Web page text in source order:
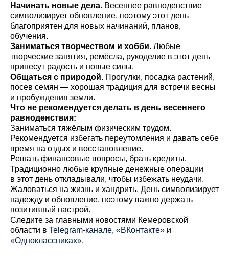
Начинать новые дела. Весеннее равноденствие
символизирует обновление, поэтому этот день
благоприятен для новых начинаний, планов,
обучения.
Заниматься творчеством и хобби. Любые
творческие занятия, ремёсла, рукоделие в этот день
принесут радость и новые силы.
Общаться с природой. Прогулки, посадка растений,
посев семян — хорошая традиция для встречи весны
и пробуждения земли.
Что не рекомендуется делать в день весеннего
равноденствия:
Заниматься тяжёлым физическим трудом.
Рекомендуется избегать переутомления и давать себе
время на отдых и восстановление.
Решать финансовые вопросы, брать кредиты.
Традиционно любые крупные денежные операции
в этот день откладывали, чтобы избежать неудачи.
Жаловаться на жизнь и хандрить. День символизирует
надежду и обновление, поэтому важно держать
позитивный настрой.
Cледите за главными новостями Кемеровской
области в Telegram-канале, «ВКонтакте» и
«Одноклассниках».